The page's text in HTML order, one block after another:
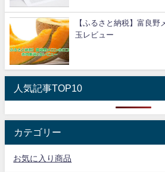
【ふるさと納税】富良
玉レビュー
人気記事TOP10
カテゴリー
お気に入り商品